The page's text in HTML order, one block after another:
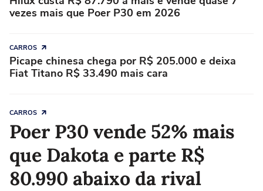
vezes mais que Poer P30 em 2026
CARROS
Picape chinesa chega por R$ 205.000 e deixa
Fiat Titano R$ 33.490 mais cara
CARROS
Poer P30 vende 52% mais
que Dakota e parte R$
80.990 abaixo da rival